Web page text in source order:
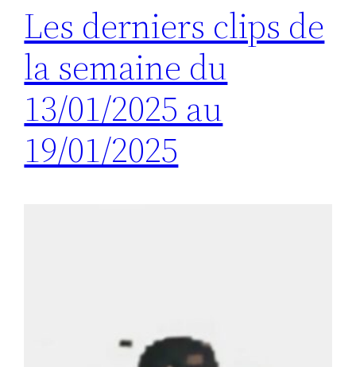
Les derniers clips de
la semaine du
13/01/2025 au
19/01/2025